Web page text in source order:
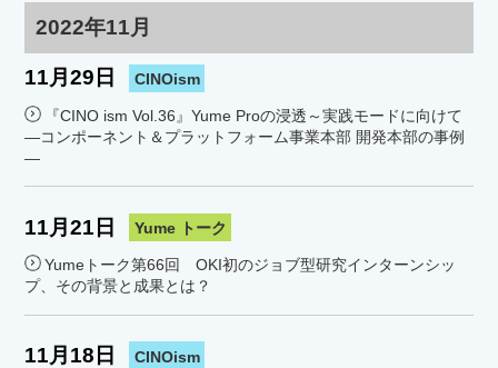
2022年11月
11月29日 CINOism
『CINO ism Vol.36』Yume Proの浸透～実践モードに向けて
―コンポーネント＆プラットフォーム事業本部 開発本部の事例
―
11月21日 Yume トーク
Yumeトーク第66回 OKI初のジョブ型研究インターンシッ
プ、その背景と成果とは？
11月18日 CINOism